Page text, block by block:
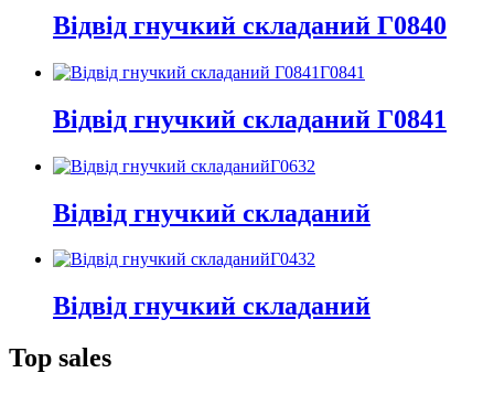
Відвід гнучкий складаний Г0840
Г0841
Відвід гнучкий складаний Г0841
Г0632
Відвід гнучкий складаний
Г0432
Відвід гнучкий складаний
Top sales